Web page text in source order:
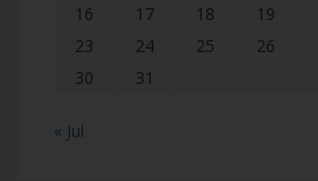
16
17 18 19
23
24 25 26
30
31
« Jul